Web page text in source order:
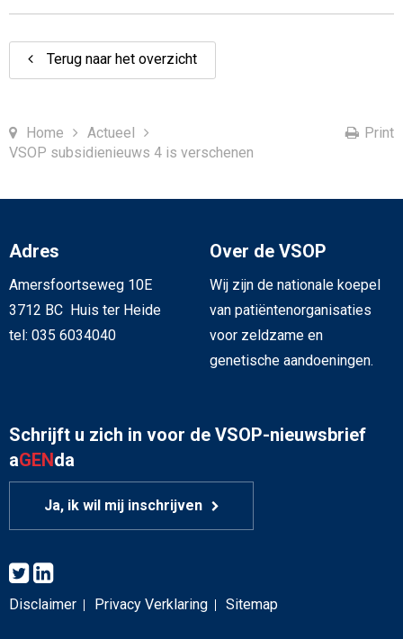
Terug naar het overzicht
Home
Actueel
VSOP subsidienieuws 4 is verschenen
Print
Adres
Amersfoortseweg 10E
3712 BC Huis ter Heide
tel: 035 6034040
Over de VSOP
Wij zijn de nationale koepel
van patiëntenorganisaties
voor zeldzame en
genetische aandoeningen.
Schrijft u zich in voor de VSOP-nieuwsbrief
aGENda
Ja, ik wil mij inschrijven
Disclaimer Privacy Verklaring Sitemap